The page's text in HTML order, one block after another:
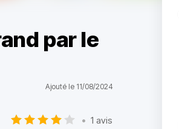
par le
Ajouté le 11/08/2024
• 1 avis